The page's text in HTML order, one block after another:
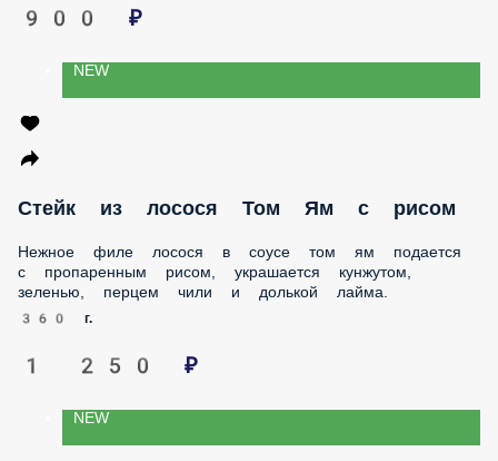
900 ₽
NEW
Стейк из лосося Том Ям с рисом
Нежное филе лосося в соусе том ям подается с
пропаренным рисом, украшается кунжутом, зеленью,
перцем чили и долькой лайма.
360 г.
1 250 ₽
NEW